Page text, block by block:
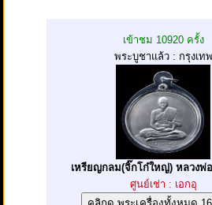
เข้าชม 10920 ครั้ง
พระบูชาแล้ว : กรุงเทพ
เหรียญกลม(จิ๊กโก๋ใหญ่) หลวงพ่
ศูนย์เช่า : เอกอุ